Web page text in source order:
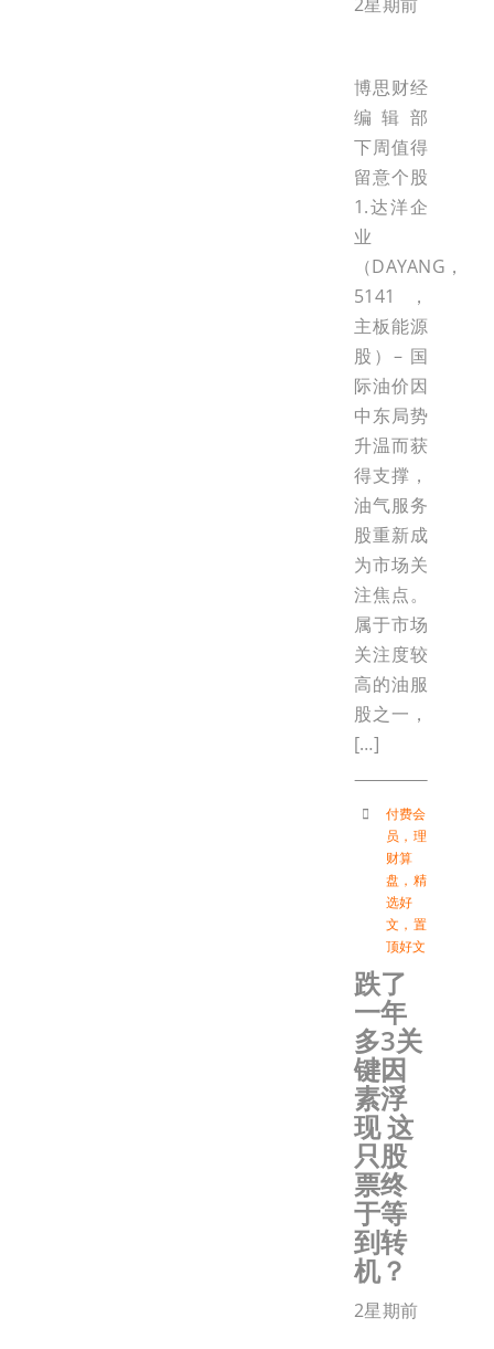
博思财经
编辑部
下周值得
留意个股
1.达洋企
业
（DAYANG，
5141，
主板能源
股）– 国
际油价因
中东局势
升温而获
得支撑，
油气服务
股重新成
为市场关
注焦点。
属于市场
关注度较
高的油服
股之一，
[…]
付费会
员 ， 理
财算
盘 ， 精
选好
文 ， 置
顶好文
跌了
一年
多3关
键因
素浮
现 这
只股
票终
于等
到转
机？
2星期前